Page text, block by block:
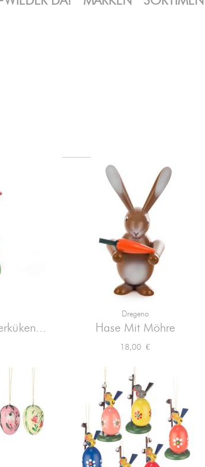
Dregeno
Hase Mit Möhre
Preis
18,00 €
 Vorschau